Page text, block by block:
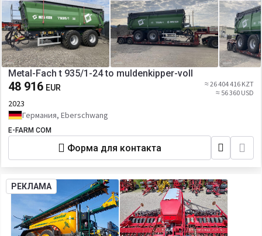
Metal-Fach t 935/1-24 to muldenkipper-voll
48 916 EUR
≈ 26 404 416 KZT
≈ 56 360 USD
2023
Германия, Eberschwang
E-FARM COM
Форма для контакта
РЕКЛАМА